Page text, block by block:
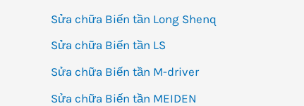
Sửa chữa Biến tần Long Shenq
Sửa chữa Biến tần LS
Sửa chữa Biến tần M-driver
Sửa chữa Biến tần MEIDEN